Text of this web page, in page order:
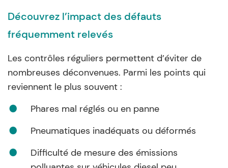
Découvrez l’impact des défauts
fréquemment relevés
Les contrôles réguliers permettent d’éviter de
nombreuses déconvenues. Parmi les points qui
reviennent le plus souvent :
Phares mal réglés ou en panne
Pneumatiques inadéquats ou déformés
Difficulté de mesure des émissions